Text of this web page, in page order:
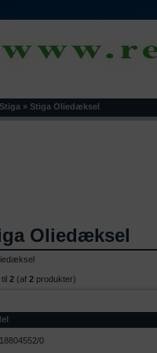
Stiga » Stiga Oliedæksel
Oliedæksel
til 2 (af 2 produkter)
0